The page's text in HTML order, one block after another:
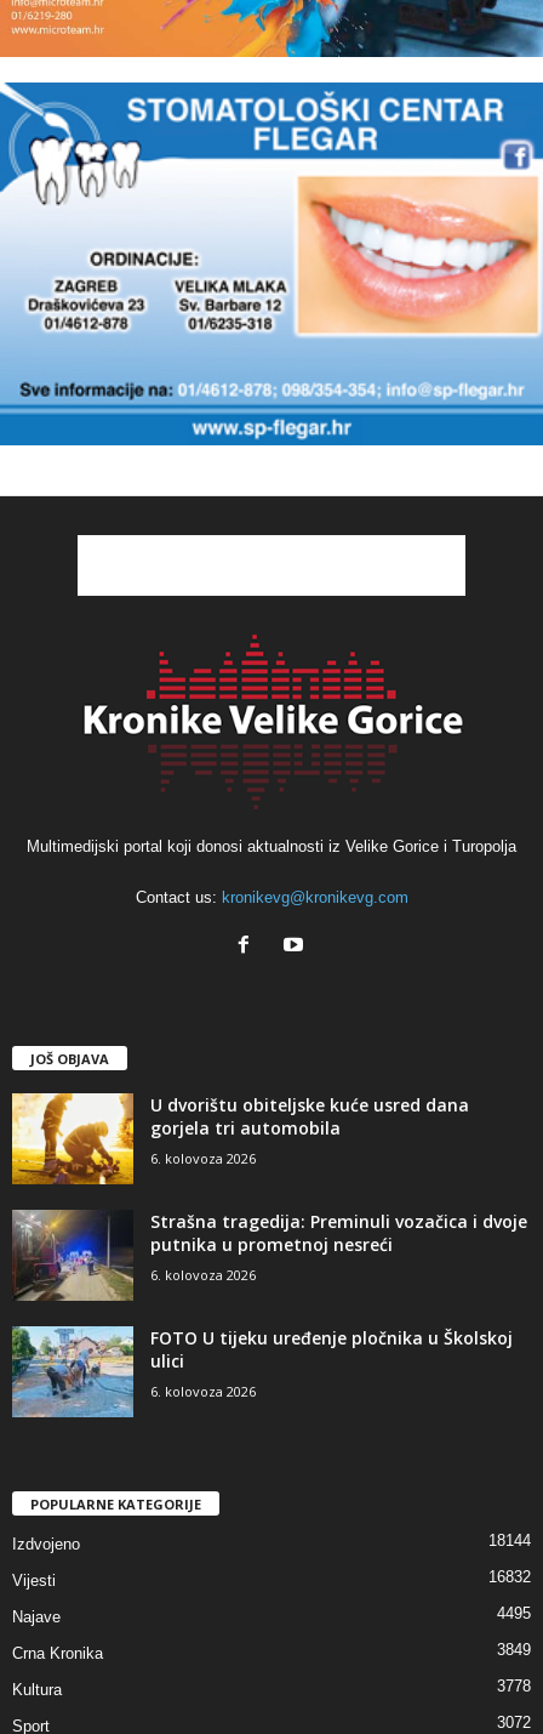
Multimedijski portal koji donosi aktualnosti iz Velike Gorice i Turopolja
Contact us: kronikevg@kronikevg.com
JOŠ OBJAVA
U dvorištu obiteljske kuće usred dana
gorjela tri automobila
6. kolovoza 2026
Strašna tragedija: Preminuli vozačica i dvoje
putnika u prometnoj nesreći
6. kolovoza 2026
FOTO U tijeku uređenje pločnika u Školskoj
ulici
6. kolovoza 2026
POPULARNE KATEGORIJE
Izdvojeno 18144
Vijesti 16832
Najave 4495
Crna Kronika 3849
Kultura 3778
Sport 3072